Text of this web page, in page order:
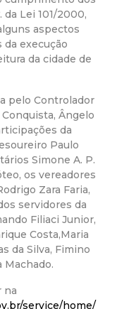
da Lei 101/2000,
aspectos
execução
da cidade de
pelo Controlador
Ângelo
da
Paulo
Simone A. P.
os vereadores
Zara Faria,
servidores da
Filiaci Junior,
Costa,Maria
da Silva, Fimino
Machado.
na
service/home/